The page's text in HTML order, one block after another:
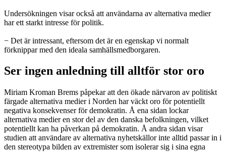
Undersökningen visar också att användarna av alternativa medier
har ett starkt intresse för politik.
− Det är intressant, eftersom det är en egenskap vi normalt
förknippar med den ideala samhällsmedborgaren.
Ser ingen anledning till alltför stor oro
Miriam Kroman Brems påpekar att den ökade närvaron av politiskt
färgade alternativa medier i Norden har väckt oro för potentiellt
negativa konsekvenser för demokratin. Å ena sidan lockar
alternativa medier en stor del av den danska befolkningen, vilket
potentiellt kan ha påverkan på demokratin. Å andra sidan visar
studien att användare av alternativa nyhetskällor inte alltid passar in i
den stereotypa bilden av extremister som isolerar sig i sina egna